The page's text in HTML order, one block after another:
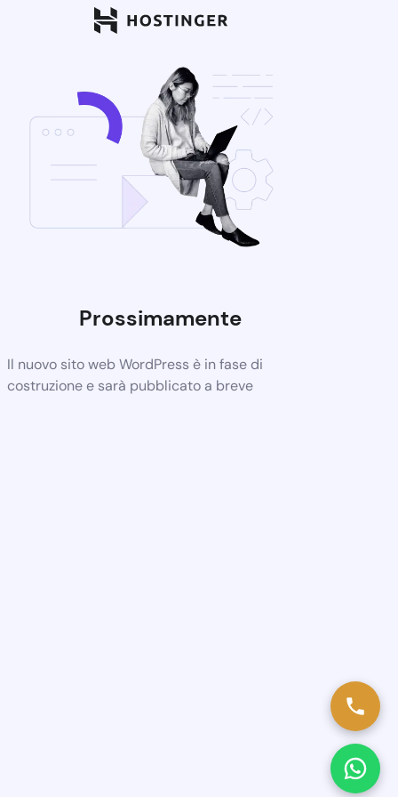
Prossimamente
Il nuovo sito web WordPress è in fase di
costruzione e sarà pubblicato a breve